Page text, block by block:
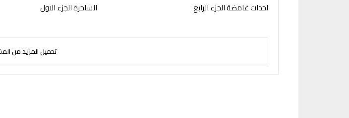
احداث غامضة الجزء الرابع الساحرة الجزء الاول
تحميل المزيد من